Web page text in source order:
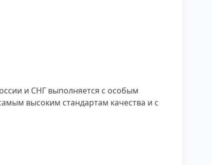
и СНГ выполняется с особым
высоким стандартам качества и с